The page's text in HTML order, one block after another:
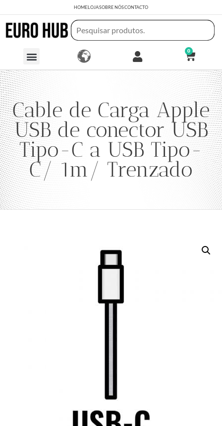
HOMELOJASOBRE NÓSCONTACTO
0
Cable de Carga Apple
USB de conector USB
Tipo-C a USB Tipo-
C/ 1m/ Trenzado